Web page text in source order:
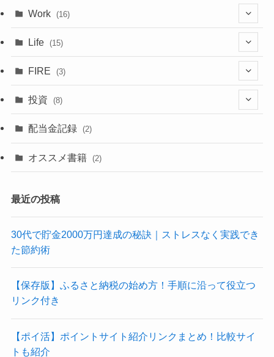
Work (16)
(4)
Life (15)
(1)
(4)
(3)
FIRE (3)
(1)
投資 (8)
(2)
配当金記録 (2)
オススメ書籍 (2)
最近の投稿
30代で貯金2000万円達成の秘訣｜ストレスなく実践でき
た節約術
【保存版】ふるさと納税の始め方！手順に沿って役立つ
リンク付き
【ポイ活】ポイントサイト紹介リンクまとめ！比較サイ
トも紹介